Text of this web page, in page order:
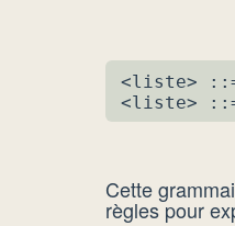
<liste> ::=
<liste>
Cette
règles pour